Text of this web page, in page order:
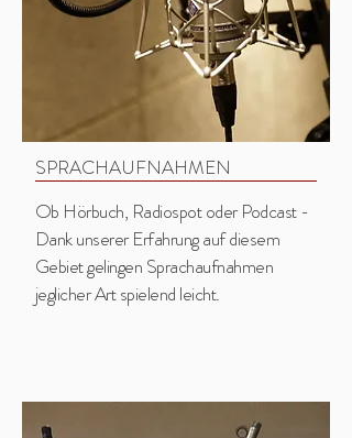
SPRACHAUFNAHMEN
Ob Hörbuch, Radiospot oder Podcast -
Dank unserer Erfahrung auf diesem
Gebiet gelingen Sprachaufnahmen
jeglicher Art spielend leicht.​